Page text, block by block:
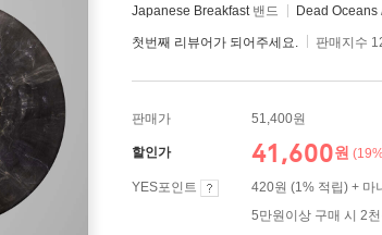
Japanese Breakfast밴드 Dead Oceans
첫번째 리뷰어가 되어주세요. 판매지수
판매가 51,400원
할인가 41,600원
YES포인트
420원 (1% 적립) + 마
5만원이상 구매 시 2